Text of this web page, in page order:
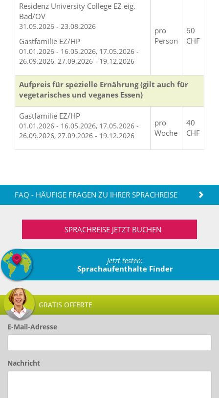
Residenz University College EZ eig.
Bad/OV
31.05.2026 - 23.08.2026
Gastfamilie EZ/HP
01.01.2026 - 16.05.2026, 17.05.2026 -
26.09.2026, 27.09.2026 - 19.12.2026
pro
Person
60
CHF
Aufpreis für spezielle Ernährung (gilt auch für
vegetarisches und veganes Essen)
Gastfamilie EZ/HP
01.01.2026 - 16.05.2026, 17.05.2026 -
26.09.2026, 27.09.2026 - 19.12.2026
pro
Woche
40
CHF
FAQ - HÄUFIGE FRAGEN ZU IHRER SPRACHREISE
SPRACHREISE JETZT BUCHEN
Jetzt testen:
Sprachaufenthalte Finder
GRATIS OFFERTE
E-Mail-Adresse
Nachricht